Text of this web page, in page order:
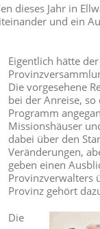
dieses Jahr in
und ein
Eigentlich hätte
Die vorgesehene
bei der Anreise,
Programm
Missionshäuser
dabei über den
Veränderungen,
geben einen
Provinzverwalters
Provinz gehört
Die